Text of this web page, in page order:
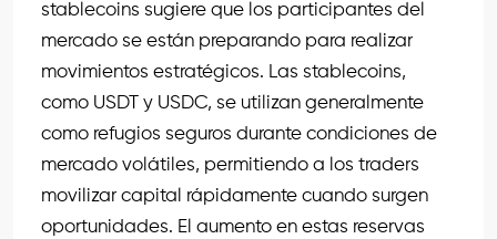
stablecoins sugiere que los participantes del
mercado se están preparando para realizar
movimientos estratégicos. Las stablecoins,
como USDT y USDC, se utilizan generalmente
como refugios seguros durante condiciones de
mercado volátiles, permitiendo a los traders
movilizar capital rápidamente cuando surgen
oportunidades. El aumento en estas reservas